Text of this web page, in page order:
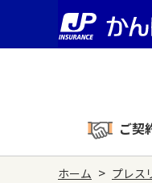
ご契
ホーム > プレス